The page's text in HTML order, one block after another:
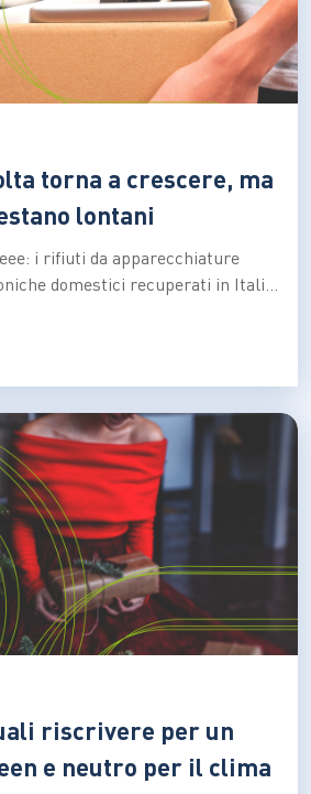
torna a crescere, ma
lontani
i rifiuti da apparecchiature
domestici recuperati in Italia
a 237mila tonnellate, il 2% in più
Ma le nuove norme del
consistente nel 2025 Nel 2024
riscrivere per un
e neutro per il clima